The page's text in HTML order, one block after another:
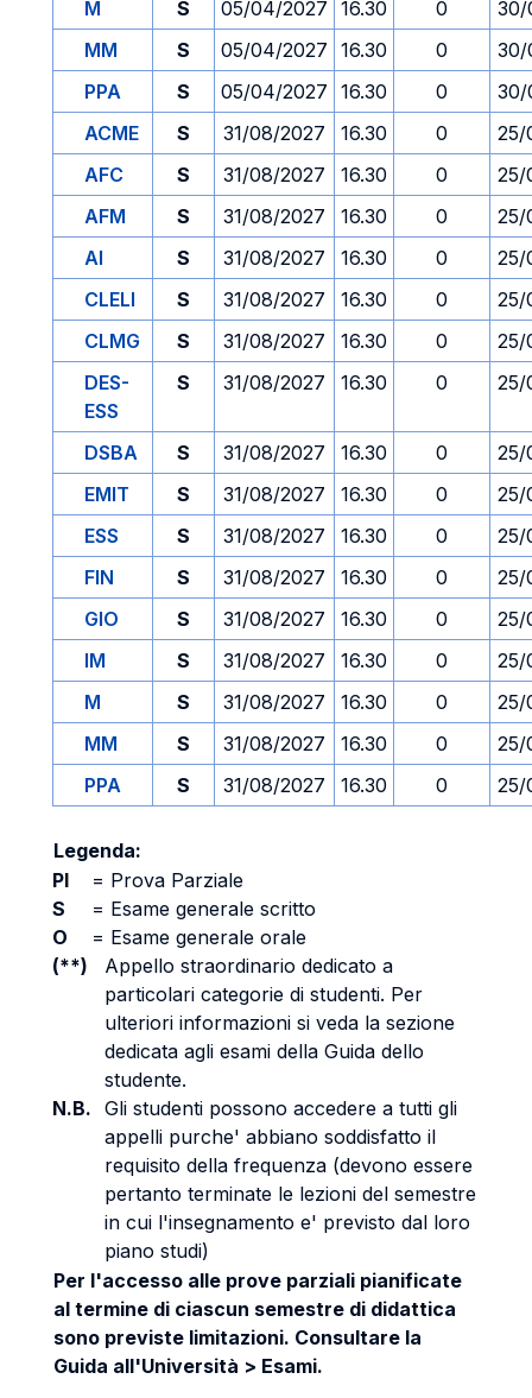
M S 05/04/2027 16.30 0
30/
MM
S 05/04/2027 16.30 0
30/
PPA
S 05/04/2027 16.30 0
30/
ACME
S 31/08/2027 16.30 0
25/
AFC
S 31/08/2027 16.30 0
25/
AFM
S 31/08/2027 16.30 0
25/
AI
S 31/08/2027 16.30 0
25/
CLELI
S 31/08/2027 16.30 0
25/
CLMG
S 31/08/2027 16.30 0
25/
DES-
ESS
S 31/08/2027 16.30 0 25/
DSBA S 31/08/2027 16.30 0
25/
EMIT
S 31/08/2027 16.30 0
25/
ESS
S 31/08/2027 16.30 0
25/
FIN
S 31/08/2027 16.30 0
25/
GIO
S 31/08/2027 16.30 0
25/
IM
S 31/08/2027 16.30 0
25/
M
S 31/08/2027 16.30 0
25/
MM
S 31/08/2027 16.30 0
25/
PPA
S 31/08/2027 16.30 0 25/
Legenda:
PI
= Prova Parziale
S
= Esame generale scritto
O
= Esame generale orale
(**)
Appello straordinario dedicato a
particolari categorie di studenti. Per
ulteriori informazioni si veda la sezione
dedicata agli esami della Guida dello
studente.
N.B. Gli studenti possono accedere a tutti gli
appelli purche' abbiano soddisfatto il
requisito della frequenza (devono essere
pertanto terminate le lezioni del semestre
in cui l'insegnamento e' previsto dal loro
piano studi)
Per l'accesso alle prove parziali pianificate
al termine di ciascun semestre di didattica
sono previste limitazioni. Consultare la
Guida all'Università > Esami.